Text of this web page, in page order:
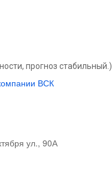
прогноз стабильный.)
ВСК
ул., 90А